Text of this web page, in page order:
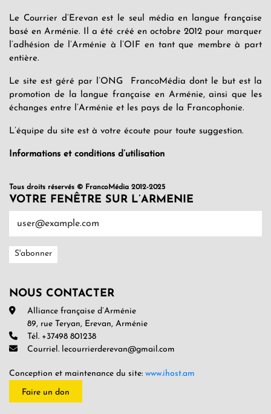
Le Courrier d’Erevan est le seul média en langue française
basé en Arménie. Il a été créé en octobre 2012 pour marquer
l’adhésion de l’Arménie à l’OIF en tant que membre à part
entière.
Le site est géré par l’ONG FrancoMédia dont le but est la
promotion de la langue française en Arménie, ainsi que les
échanges entre l’Arménie et les pays de la Francophonie.
L’équipe du site est à votre écoute pour toute suggestion.
Informations et conditions d’utilisation
Tous droits réservés © FrancoMédia 2012-2025
VOTRE FENÊTRE SUR L’ARMENIE
NOUS CONTACTER
Alliance française d’Arménie
89, rue Teryan, Erevan, Arménie
Tél. +37498 801238
Courriel. lecourrierderevan@gmail.com
Conception et maintenance du site: www.ihost.am
Faire un don